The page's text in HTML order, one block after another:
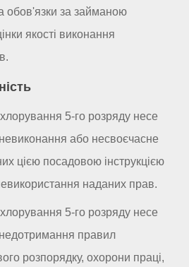
обов'язки за займаною
якості виконання
5-го розряду несе
невиконання або несвоєчасне
цією посадовою інструкцією
наданих прав.
5-го розряду несе
недотримання правил
розпорядку, охорони праці,